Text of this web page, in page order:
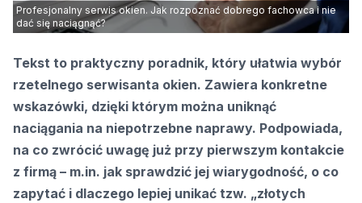
Profesjonalny serwis okien. Jak rozpoznać dobrego fachowca i nie
dać się naciągnąć?
Tekst to praktyczny poradnik, który ułatwia wybór
rzetelnego serwisanta okien. Zawiera konkretne
wskazówki, dzięki którym można uniknąć
naciągania na niepotrzebne naprawy. Podpowiada,
na co zwrócić uwagę już przy pierwszym kontakcie
z firmą – m.in. jak sprawdzić jej wiarygodność, o co
zapytać i dlaczego lepiej unikać tzw. „złotych